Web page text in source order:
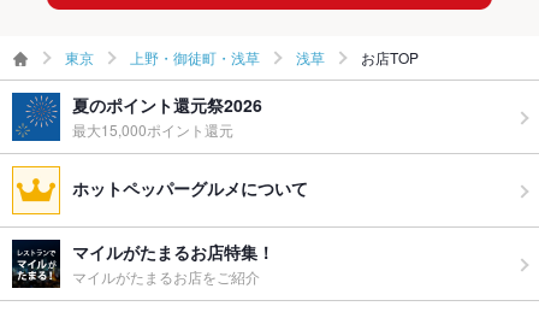
東京 上野・御徒町・浅草 浅草 お店TOP
夏のポイント還元祭2026
最大15,000ポイント還元
ホットペッパーグルメについて
マイルがたまるお店特集！
マイルがたまるお店をご紹介